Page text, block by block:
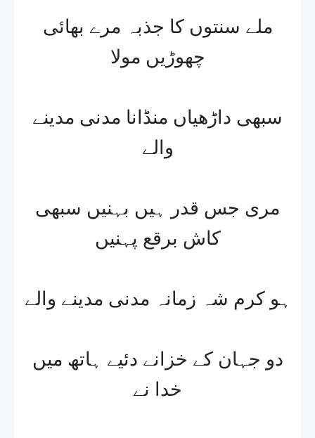
ملے سنتوں کا جذبہ مرے بھائی
چھوڑیں مولا
سبھی داڑھیاں منڈانا مدنی مدینے
والے
مری جس قدر ہیں بہنیں سبھی
کاش برقع پہنیں
ہو کرم شہ زمانہ مدنی مدینے والے
دو جہان کے خزانے دئیے ہاتھ میں
خدا نے